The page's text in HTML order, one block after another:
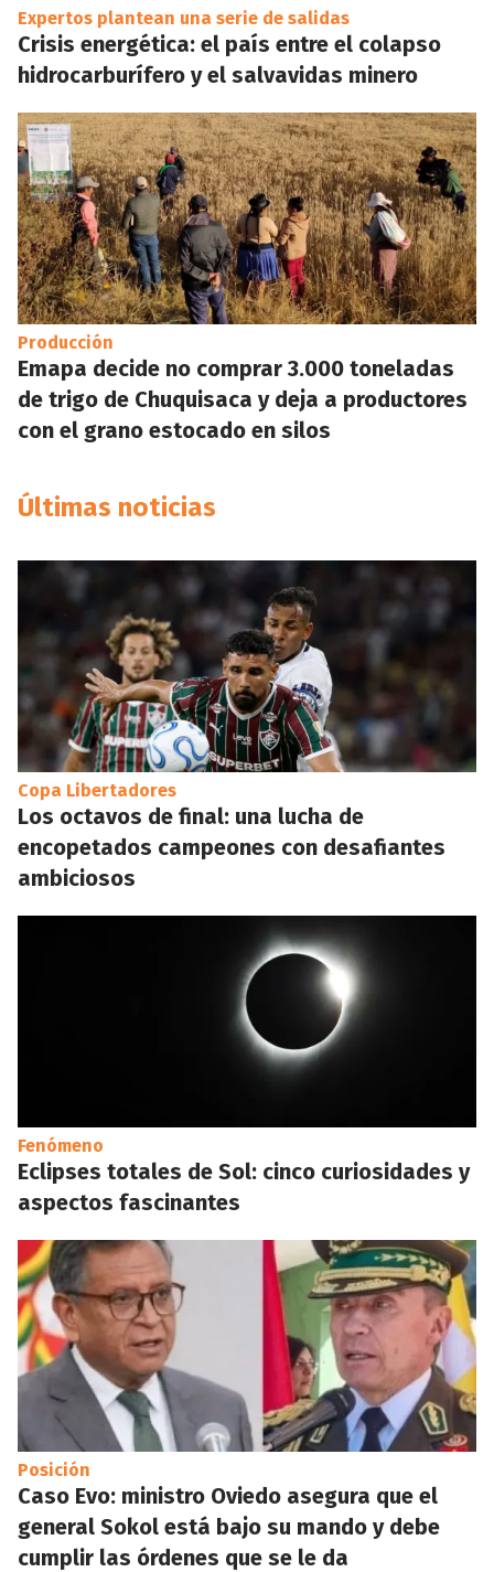
Expertos plantean una serie de salidas
Crisis energética: el país entre el colapso
hidrocarburífero y el salvavidas minero
Producción
Emapa decide no comprar 3.000 toneladas
de trigo de Chuquisaca y deja a productores
con el grano estocado en silos
Últimas noticias
Copa Libertadores
Los octavos de final: una lucha de
encopetados campeones con desafiantes
ambiciosos
Fenómeno
Eclipses totales de Sol: cinco curiosidades y
aspectos fascinantes
Posición
Caso Evo: ministro Oviedo asegura que el
general Sokol está bajo su mando y debe
cumplir las órdenes que se le da